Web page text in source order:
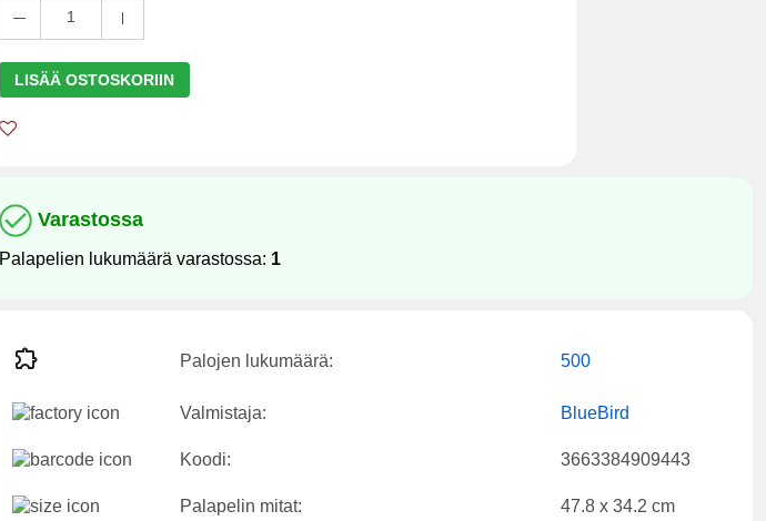
1
LISÄÄ OSTOSKORIIN
Varastossa
Palapelien lukumäärä varastossa: 1
Palojen lukumäärä: 500
Valmistaja: BlueBird
Koodi: 3663384909443
Palapelin mitat: 47.8 x 34.2 cm